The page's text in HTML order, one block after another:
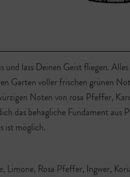
und lass Deinen Geist fliegen.
Garten voller frischen grünen
Noten von rosa Pfeffer,
das behagliche Fundament
ist möglich.
Limone, Rosa Pfeffer, Ingwer,